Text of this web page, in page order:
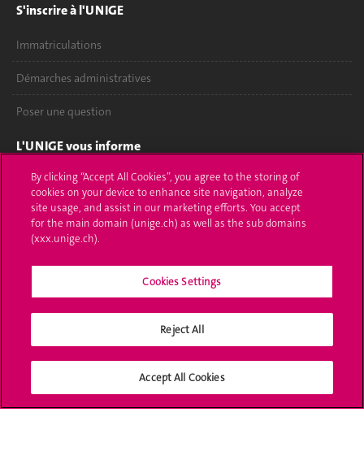
S'inscrire à l'UNIGE
Immatriculations
Démarches administratives
Poser une question
L'UNIGE vous informe
UNIGE Mobile
Médias
Offres d'emploi
Calendrier académique
Médias sociaux UNIGE
By clicking “Accept All Cookies”, you agree to the storing of
cookies on your device to enhance site navigation, analyze
site usage, and assist in our marketing efforts. You accept
for the main domain (unige.ch) as well as the sub domains
(xxx.unige.ch).
Cookies Settings
Reject All
Accept All Cookies